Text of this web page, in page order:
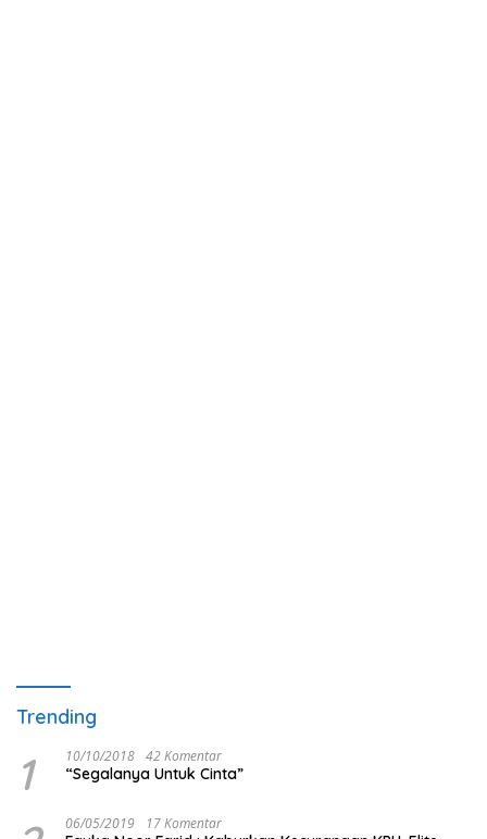
Trending
1 10/10/2018 42 Komentar
“Segalanya Untuk Cinta”
06/05/2019 17 Komentar